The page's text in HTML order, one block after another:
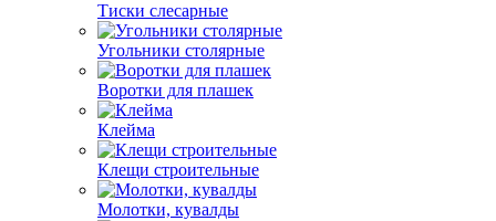
Тиски слесарные
Угольники столярные
Воротки для плашек
Клейма
Клещи строительные
Молотки, кувалды